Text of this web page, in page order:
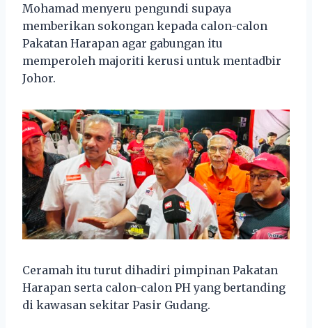
Mohamad menyeru pengundi supaya
memberikan sokongan kepada calon-calon
Pakatan Harapan agar gabungan itu
memperoleh majoriti kerusi untuk mentadbir
Johor.
Ceramah itu turut dihadiri pimpinan Pakatan
Harapan serta calon-calon PH yang bertanding
di kawasan sekitar Pasir Gudang.